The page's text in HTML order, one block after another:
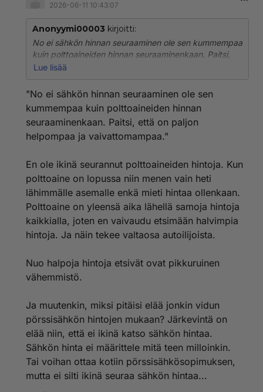
2026-06-11 10:43:07
Anonyymi00003 kirjoitti:
No ei sähkön hinnan seuraaminen ole sen kummempaa
kuin polttoaineiden hinnan seuraaminenkaan. Paitsi,
että on paljon helpompaa ja vaivattomampaa.
vähänkin enemmän alennettu hinta.
Ja kun ollaan matkalla, niin sähköautoa ladataan
taukojen yhteydessä niinkuin polttiksiakin. Paitsi että
pienemmällä vaivalla. Normaali tauko riittää mainiosti
Fossiiliautoilija seisoskelee letkua pitelemässä tuulessa
ja tuiskussa, kun sähköautoilija on jo hoitanut
biotarpeensa ja jos ei jo ole juomassa kahviaan, niin on
ainakin kantamassa sitä pöytään, kun fossiilitankkaaja
tulee vasta taukopaikan sisään.
Niin, että kummankohan tankkauksessa/lataamisessa
käytetty erillinen touhuamisaika lopulta kestävän
kauemmin.
Lue lisää
"No ei sähkön hinnan seuraaminen ole sen
kummempaa kuin polttoaineiden hinnan
seuraaminenkaan. Paitsi, että on paljon
helpompaa ja vaivattomampaa."
En ole ikinä seurannut polttoaineiden hintoja. Kun
polttoaine on lopussa niin menen vain heti
lähimmälle asemalle enkä mieti hintaa ollenkaan.
Polttoaine on yleensä aika lähellä samoja hintoja
kaikkialla, joten en vaivaudu etsimään halvimpia
hintoja. Ja näin tekee valtaosa autoilijoista.
Nuo halpoja hintoja etsivät ovat pikkuruinen
vähemmistö.
Ja muutenkin, miksi pitäisi elää jonkin vidun
pörssisähkön hintojen mukaan? Järkevintä on
elää niin, että ei ikinä katso sähkön hintaa.
Sähkön hinta ei määrittele mitä teen milloinkin.
Tai voihan ottaa kotiin pörssisähkösopimuksen,
mutta ei silti ikinä seuraa sähkön hintaa...